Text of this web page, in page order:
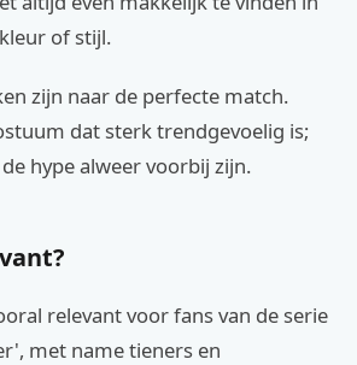
of stijl.
zijn naar de perfecte match.
dat sterk trendgevoelig is;
hype alweer voorbij zijn.
relevant voor fans van de serie
met name tieners en